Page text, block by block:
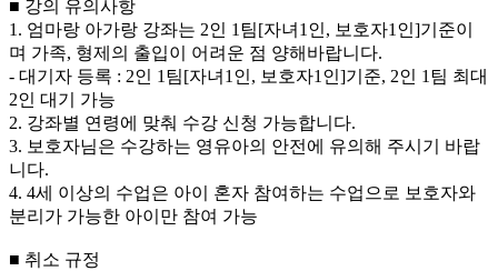
■ 강의 유의사항
1. 엄마랑 아가랑 강좌는 2인 1팀[자녀1인, 보호자1인]기준이
며 가족, 형제의 출입이 어려운 점 양해바랍니다.
- 대기자 등록 : 2인 1팀[자녀1인, 보호자1인]기준, 2인 1팀 최대
2인 대기 가능
2. 강좌별 연령에 맞춰 수강 신청 가능합니다.
3. 보호자님은 수강하는 영유아의 안전에 유의해 주시기 바랍
니다.
4. 4세 이상의 수업은 아이 혼자 참여하는 수업으로 보호자와
분리가 가능한 아이만 참여 가능
■ 취소 규정